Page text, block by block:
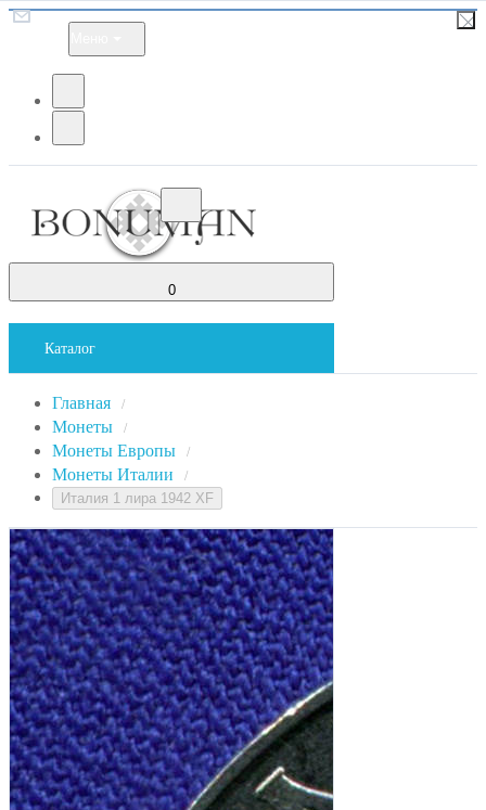
0
Каталог
Главная /
Монеты /
Монеты Европы /
Монеты Италии /
Италия 1 лира 1942 XF